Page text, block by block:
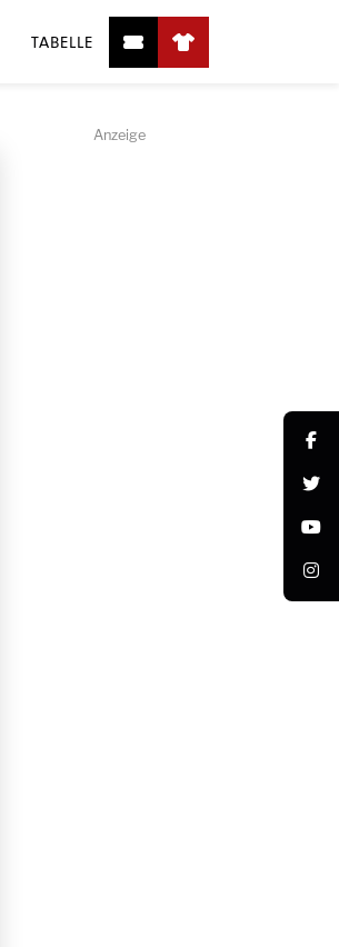
TABELLE
Anzeige